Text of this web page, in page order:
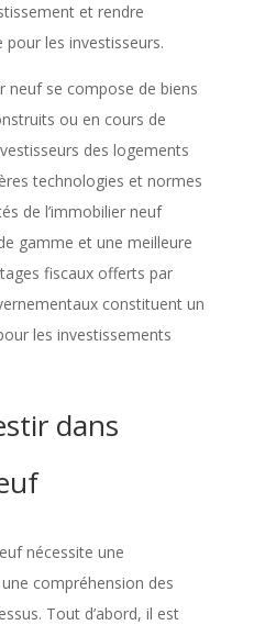
et rendre
pour les investisseurs.
neuf se compose de biens
ou en cours de
des logements
technologies et normes
de l’immobilier neuf
gamme et une meilleure
fiscaux offerts par
constituent un
les investissements
dans
nécessite une
compréhension des
Tout d’abord, il est